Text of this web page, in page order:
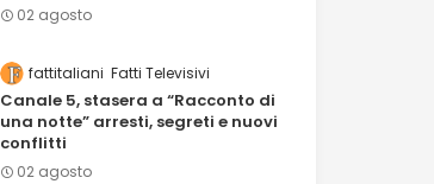
02 agosto
fattitaliani Fatti Televisivi
Canale 5, stasera a “Racconto di
una notte” arresti, segreti e nuovi
conflitti
02 agosto